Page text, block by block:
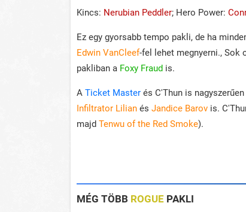
Kincs: Nerubian Peddler; Hero Power:
Ez egy gyorsabb tempo pakli, de ha
Edwin VanCleef-fel lehet megnyerni.,
pakliban a Foxy Fraud is.
A Ticket Master és C'Thun is
Infiltrator Lilian és Jandice Barov is.
majd Tenwu of the Red Smoke).
MÉG TÖBB ROGUE PAKLI